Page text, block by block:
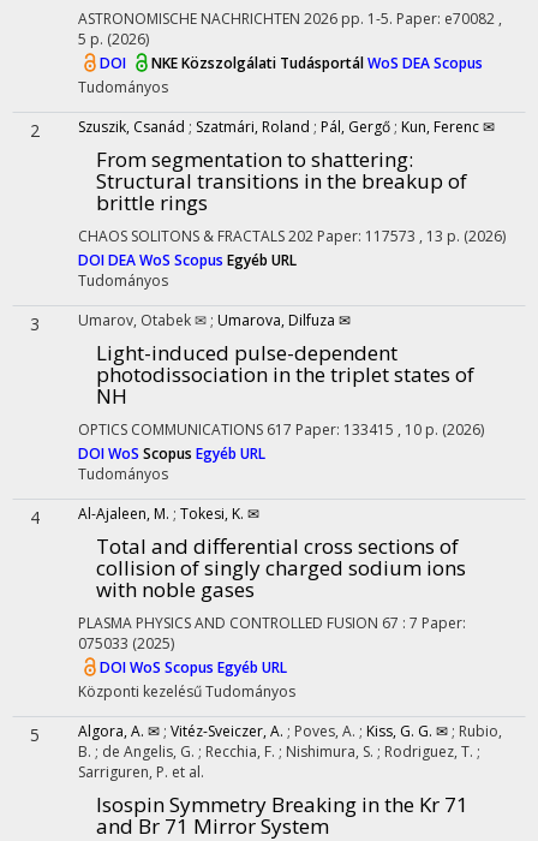
ASTRONOMISCHE NACHRICHTEN 2026 pp. 1-5. Paper: e70082 ,
5 p. (2026)
DOI
NKE Közszolgálati TudásportálWoS DEAScopus
Tudományos
2 Szuszik, Csanád ; Szatmári, Roland ; Pál, Gergő ; Kun, Ferenc ✉
From segmentation to shattering:
Structural transitions in the breakup of
brittle rings
CHAOS SOLITONS & FRACTALS202 Paper: 117573 , 13 p. (2026)
DOIDEAWoS Scopus Egyéb URL
Tudományos
3 Umarov, Otabek ✉ ; Umarova, Dilfuza ✉
Light-induced pulse-dependent
photodissociation in the triplet states of
NH
OPTICS COMMUNICATIONS 617 Paper: 133415 , 10 p. (2026)
DOIWoS Scopus Egyéb URL
Tudományos
4 Al-Ajaleen, M. ; Tokesi, K. ✉
Total and differential cross sections of
collision of singly charged sodium ions
with noble gases
PLASMA PHYSICS AND CONTROLLED FUSION 67 : 7 Paper:
075033 (2025)
DOIWoS Scopus Egyéb URL
Központi kezelésűTudományos
5 Algora, A. ✉ ; Vitéz-Sveiczer, A. ; Poves, A. ; Kiss, G. G. ✉ ; Rubio,
B. ; de Angelis, G. ; Recchia, F. ; Nishimura, S. ; Rodriguez, T. ;
Sarriguren, P. et al.
Isospin Symmetry Breaking in the Kr 71
and Br 71 Mirror System